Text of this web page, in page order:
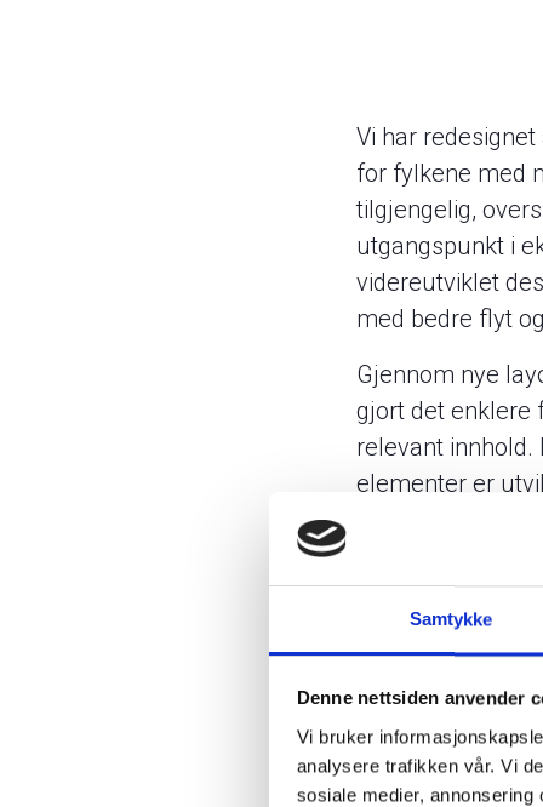
Samtykke
Denne nettsiden anvender
Vi bruker
analysere trafikken vår. Vi
sosiale medier,
Vi har
for fylkene med
tilgjengelig,
utgangspunkt i
videreutviklet
med bedre flyt
Gjennom nye
gjort det enklere
relevant innhold.
elementer er
gjennom egne
Bildene bidrar til
og nær
rapporten et
Se flere bilder